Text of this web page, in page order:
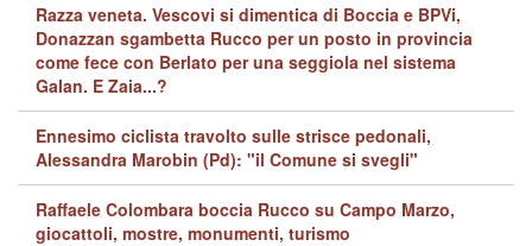
Razza veneta. Vescovi si dimentica di Boccia e BPVi,
Donazzan sgambetta Rucco per un posto in provincia
come fece con Berlato per una seggiola nel sistema
Galan. E Zaia...?
Ennesimo ciclista travolto sulle strisce pedonali,
Alessandra Marobin (Pd): "il Comune si svegli"
Raffaele Colombara boccia Rucco su Campo Marzo,
giocattoli, mostre, monumenti, turismo